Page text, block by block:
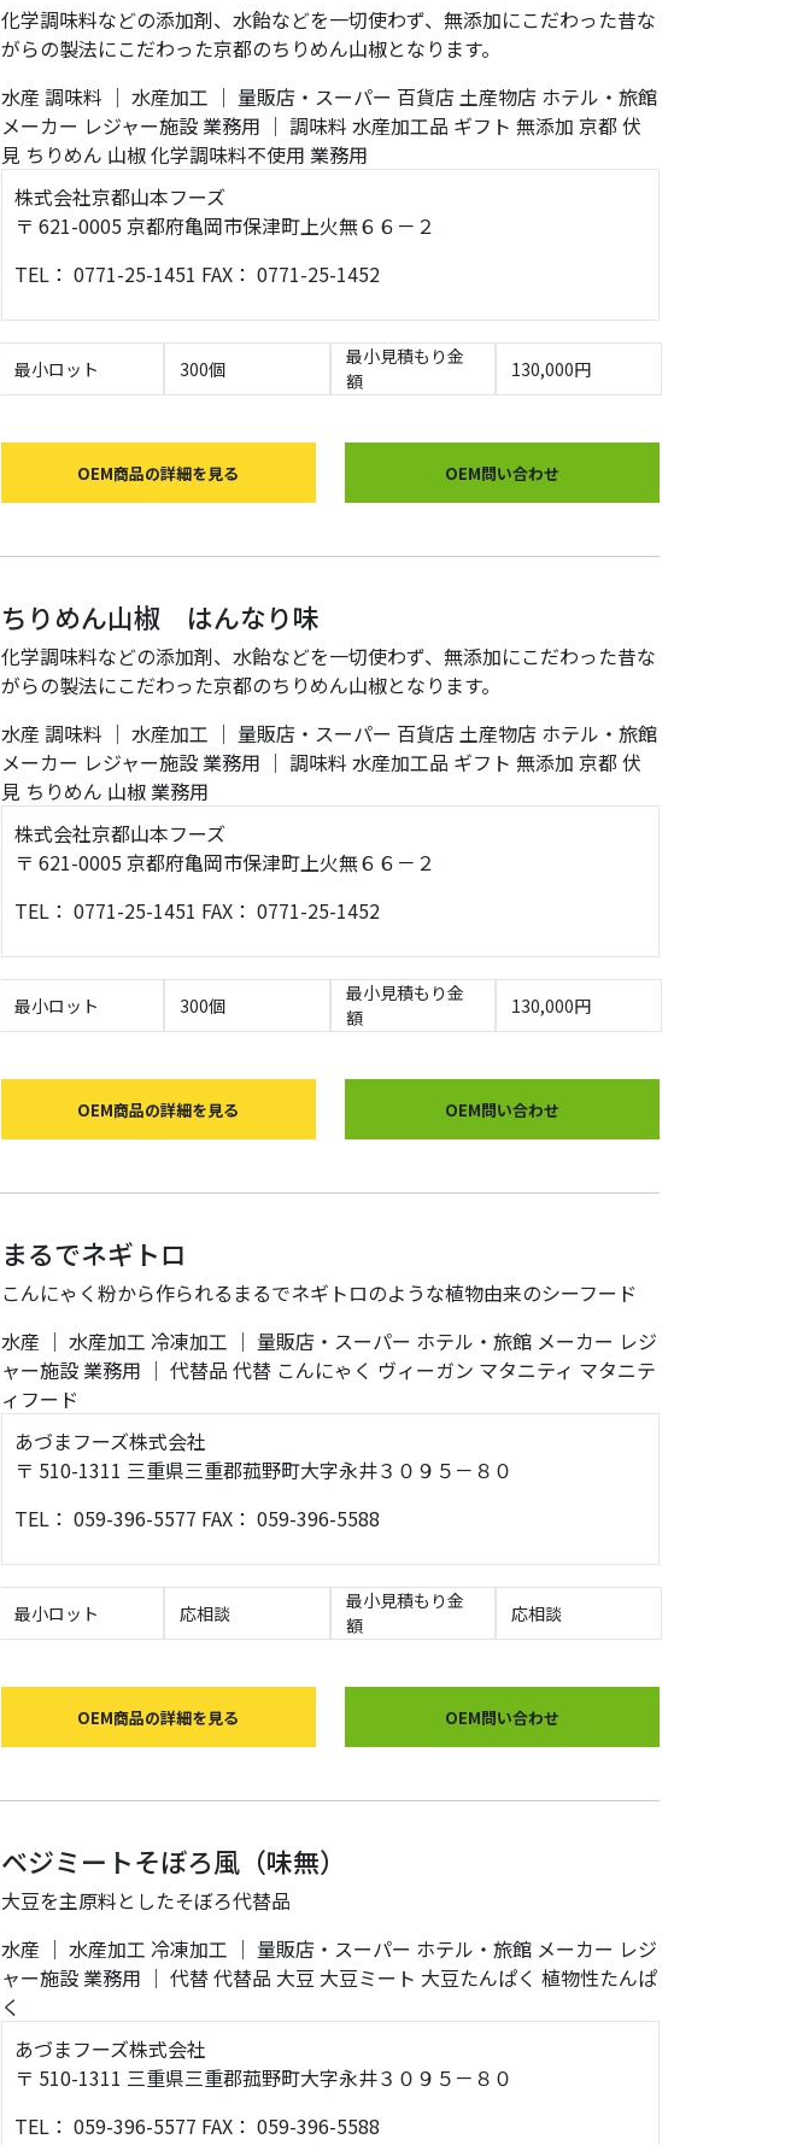
化学調味料などの添加剤、水飴などを一切使わず、無添加にこだわった昔な
がらの製法にこだわった京都のちりめん山椒となります。
水産 調味料 ｜ 水産加工 ｜ 量販店・スーパー 百貨店土産物店 ホテル・旅館
メーカー レジャー施設業務用 ｜ 調味料 水産加工品 ギフト 無添加 京都伏
見 ちりめん 山椒化学調味料不使用 業務用
株式会社京都山本フーズ
〒 621-0005 京都府亀岡市保津町上火無６６－２
TEL： 0771-25-1451 FAX： 0771-25-1452
最小ロット 300個
最小見積もり金
額
130,000円
OEM商品の詳細を見る OEM問い合わせ
ちりめん山椒 はんなり味
化学調味料などの添加剤、水飴などを一切使わず、無添加にこだわった昔な
がらの製法にこだわった京都のちりめん山椒となります。
水産 調味料 ｜ 水産加工 ｜ 量販店・スーパー 百貨店土産物店 ホテル・旅館
メーカー レジャー施設業務用 ｜ 調味料 水産加工品 ギフト 無添加 京都伏
見 ちりめん 山椒業務用
株式会社京都山本フーズ
〒 621-0005 京都府亀岡市保津町上火無６６－２
TEL： 0771-25-1451 FAX： 0771-25-1452
最小ロット 300個
最小見積もり金
額
130,000円
OEM商品の詳細を見る OEM問い合わせ
まるでネギトロ
こんにゃく粉から作られるまるでネギトロのような植物由来のシーフード
水産 ｜ 水産加工 冷凍加工 ｜ 量販店・スーパー ホテル・旅館 メーカー レジ
ャー施設業務用 ｜ 代替品 代替 こんにゃく ヴィーガン マタニティ マタニテ
ィフード
あづまフーズ株式会社
〒 510-1311 三重県三重郡菰野町大字永井３０９５－８０
TEL： 059-396-5577 FAX： 059-396-5588
最小ロット 応相談
最小見積もり金
額
応相談
OEM商品の詳細を見る OEM問い合わせ
ベジミートそぼろ風（味無）
大豆を主原料としたそぼろ代替品
水産 ｜ 水産加工 冷凍加工 ｜ 量販店・スーパー ホテル・旅館 メーカー レジ
ャー施設業務用 ｜ 代替代替品 大豆 大豆ミート 大豆たんぱく 植物性たんぱ
く
あづまフーズ株式会社
〒 510-1311 三重県三重郡菰野町大字永井３０９５－８０
TEL： 059-396-5577 FAX： 059-396-5588